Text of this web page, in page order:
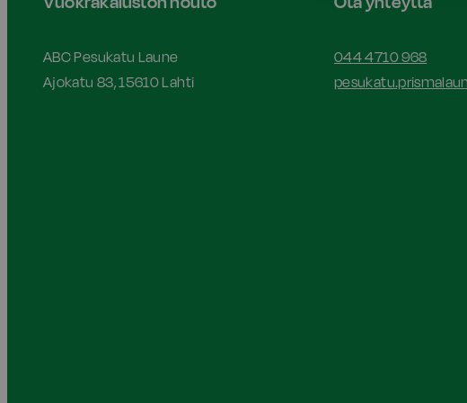
ABC Pesukatu Laune
Ajokatu 83, 15610 Lahti
044 4710 968